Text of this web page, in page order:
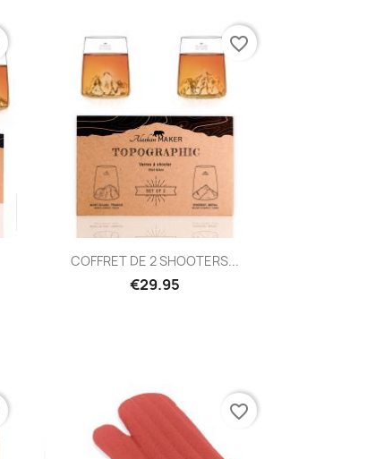
Quick view
COFFRET DE 2 SHOOTERS...
€29.95
favorite_border
favorite_border